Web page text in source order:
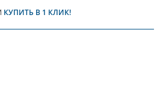
КУПИТЬ В 1 КЛИК!